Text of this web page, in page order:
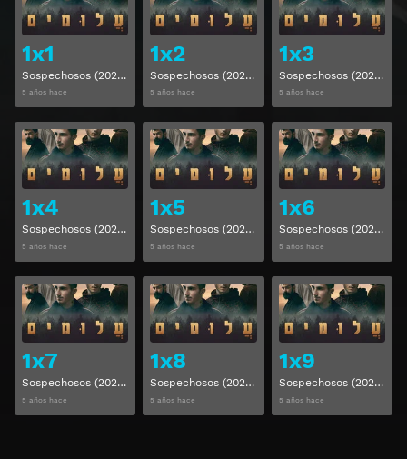
1x1
Sospechosos (2021) Temporada 1 Capitulo 1
5 años hace
1x2
Sospechosos (2021) Temporada 1 Capitulo 2
5 años hace
1x3
Sospechosos (2021) Temporada 1 Capitulo 3
5 años hace
1x4
Sospechosos (2021) Temporada 1 Capitulo 4
5 años hace
Ver
1x5
Sospechosos (2021) Temporada 1 Capitulo 5
5 años hace
Ver
1x6
Sospechosos (2021) Temporada 1 Capitulo 6
5 años hace
1x7
Sospechosos (2021) Temporada 1 Capitulo 7
5 años hace
Ver
1x8
Sospechosos (2021) Temporada 1 Capitulo 8
5 años hace
Ver
1x9
Sospechosos (2021) Temporada 1 Capitulo 9
5 años hace